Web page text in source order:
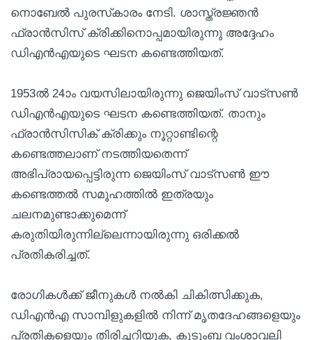
നൊബേല്‍ പുരസ്‌കാരം നേടി. ശാസ്ത്രജ്ഞന്‍
ഫ്രാന്‍സിസ് ക്രിക്കിനൊപ്പമായിരുന്നു അദ്ദേഹം
ഡിഎന്‍എയുടെ ഘടന കണ്ടെത്തിയത്.
1953ല്‍ 24ാം വയസിലായിരുന്നു ജെയിംസ് വാട്‌സണ്‍
ഡിഎന്‍എയുടെ ഘടന കണ്ടെത്തിയത്. താനും
ഫ്രാന്‍സിസിക് ക്രിക്കും നൂറ്റാണ്ടിന്റെ
കണ്ടെത്തലാണ് നടത്തിയതെന്ന്
അഭിപ്രായപ്പെട്ടിരുന്ന ജെയിംസ് വാട്‌സണ്‍ ഈ
കണ്ടെത്തല്‍ സമൂഹത്തില്‍ ഇത്രയും
ചലനമുണ്ടാക്കുമെന്ന്
കരുതിയിരുന്നില്ലെന്നായിരുന്നു ഒരിക്കല്‍
പ്രതികരിച്ചത്.
രോഗികള്‍ക്ക് ജീനുകള്‍ നല്‍കി ചികിത്സിക്കുക,
ഡിഎന്‍എ സാമ്പിളുകളില്‍ നിന്ന് മൃതദേഹങ്ങളെയും
പ്രതികളെയും തിരിച്ചറിയുക, കുടുംബ വംശാവലി